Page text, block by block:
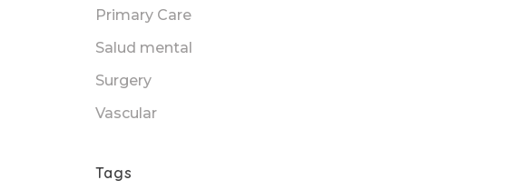
Primary Care
Salud mental
Surgery
Vascular
Tags